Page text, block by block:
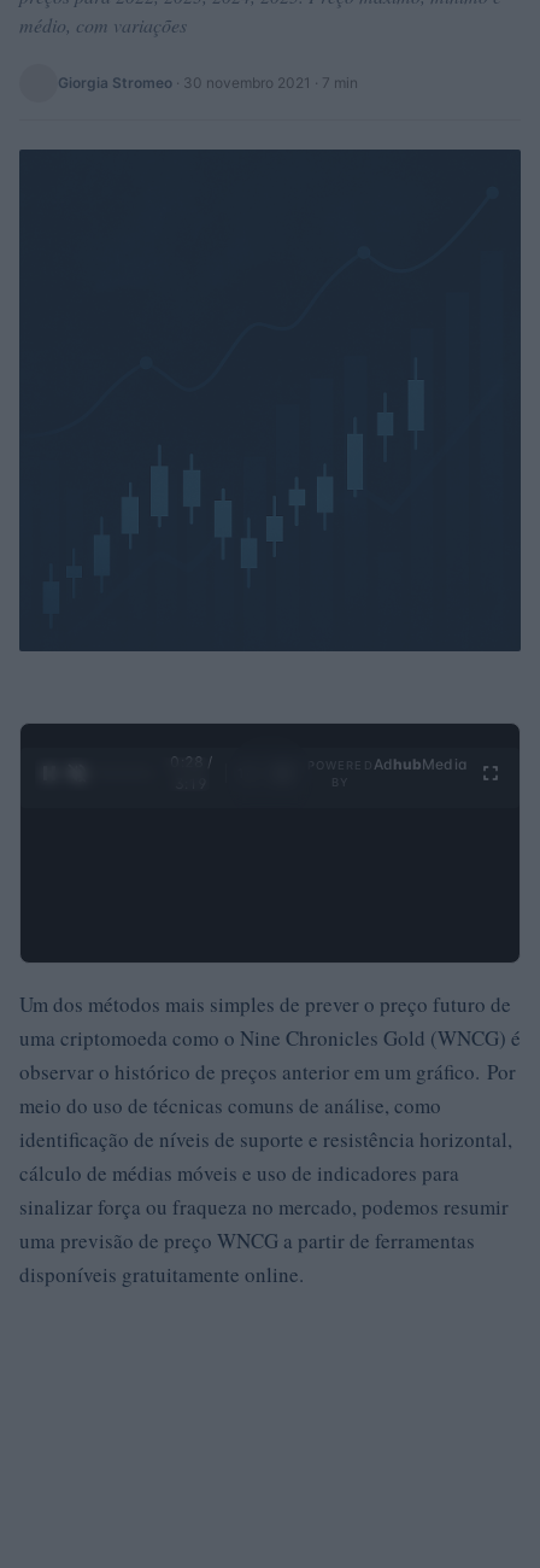
médio, com variações
Giorgia Stromeo · 30 novembro 2021 · 7 min
0:29 /
Ad hubMedia
Um dos métodos mais simples de prever o preço futuro de
uma criptomoeda como o Nine Chronicles Gold (WNCG) é
observar o histórico de preços anterior em um gráfico. Por
meio do uso de técnicas comuns de análise, como
identificação de níveis de suporte e resistência horizontal,
cálculo de médias móveis e uso de indicadores para
sinalizar força ou fraqueza no mercado, podemos resumir
uma previsão de preço WNCG a partir de ferramentas
disponíveis gratuitamente online.